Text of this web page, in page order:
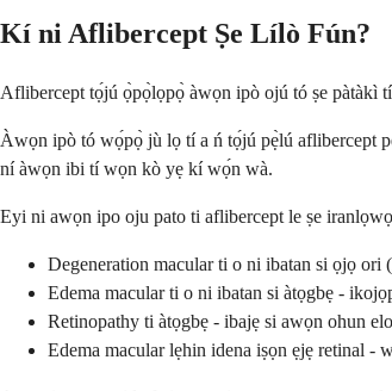
Kí ni Aflibercept Ṣe Lílò Fún?
Aflibercept tọ́jú ọ̀pọ̀lọpọ̀ àwọn ipò ojú tó ṣe pàtàkì
Àwọn ipò tó wọ́pọ̀ jù lọ tí a ń tọ́jú pẹ̀lú aflibercept
ní àwọn ibi tí wọn kò yẹ kí wọ́n wà.
Eyi ni awọn ipo oju pato ti aflibercept le ṣe
Degeneration macular ti o ni ibatan si ọjọ
Edema macular ti o ni ibatan si àtọgbẹ -
Retinopathy ti àtọgbẹ - ibajẹ si awọn ohun
Edema macular lẹhin idena iṣọn ẹjẹ retinal -